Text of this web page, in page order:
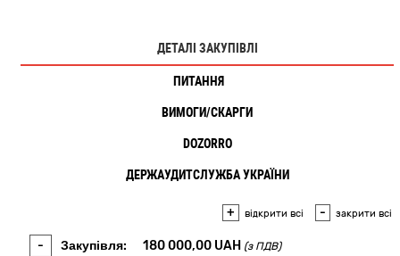
ДЕТАЛІ ЗАКУПІВЛІ
ПИТАННЯ
ВИМОГИ/СКАРГИ
DOZORRO
ДЕРЖАУДИТСЛУЖБА УКРАЇНИ
+ відкрити всі - закрити всі
- Закупівля: 180 000,00 UAH (з ПДВ)